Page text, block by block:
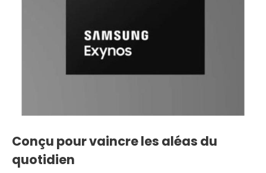
Conçu pour vaincre les aléas du
quotidien